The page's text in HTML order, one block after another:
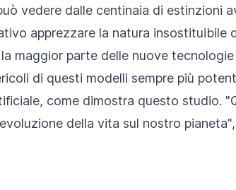
vedere dalle centinaia di estinzioni
apprezzare la natura insostituibile
maggior parte delle nuove
di questi modelli sempre più
come dimostra questo studio.
della vita sul nostro